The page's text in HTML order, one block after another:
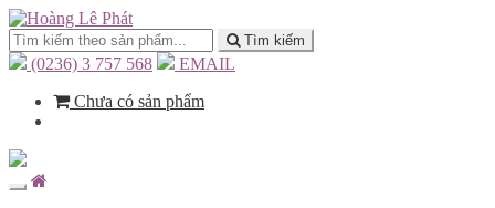
Tìm kiếm
(0236) 3 757 568
EMAIL
Chưa có sản phẩm